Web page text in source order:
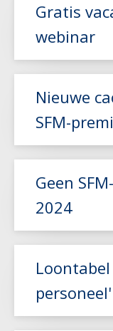
Gratis
webinar
Nieuwe
SFM-
Geen
2024